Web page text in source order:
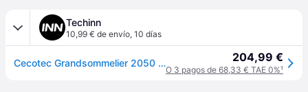
Techinn
10,99 € de envío, 10 días
Cecotec Grandsommelier 2050 Compressor Wine Cooler Transparente One Size / EU Plug 220V 204,99 €
O 3 pagos de 68,33 € TAE 0%¹